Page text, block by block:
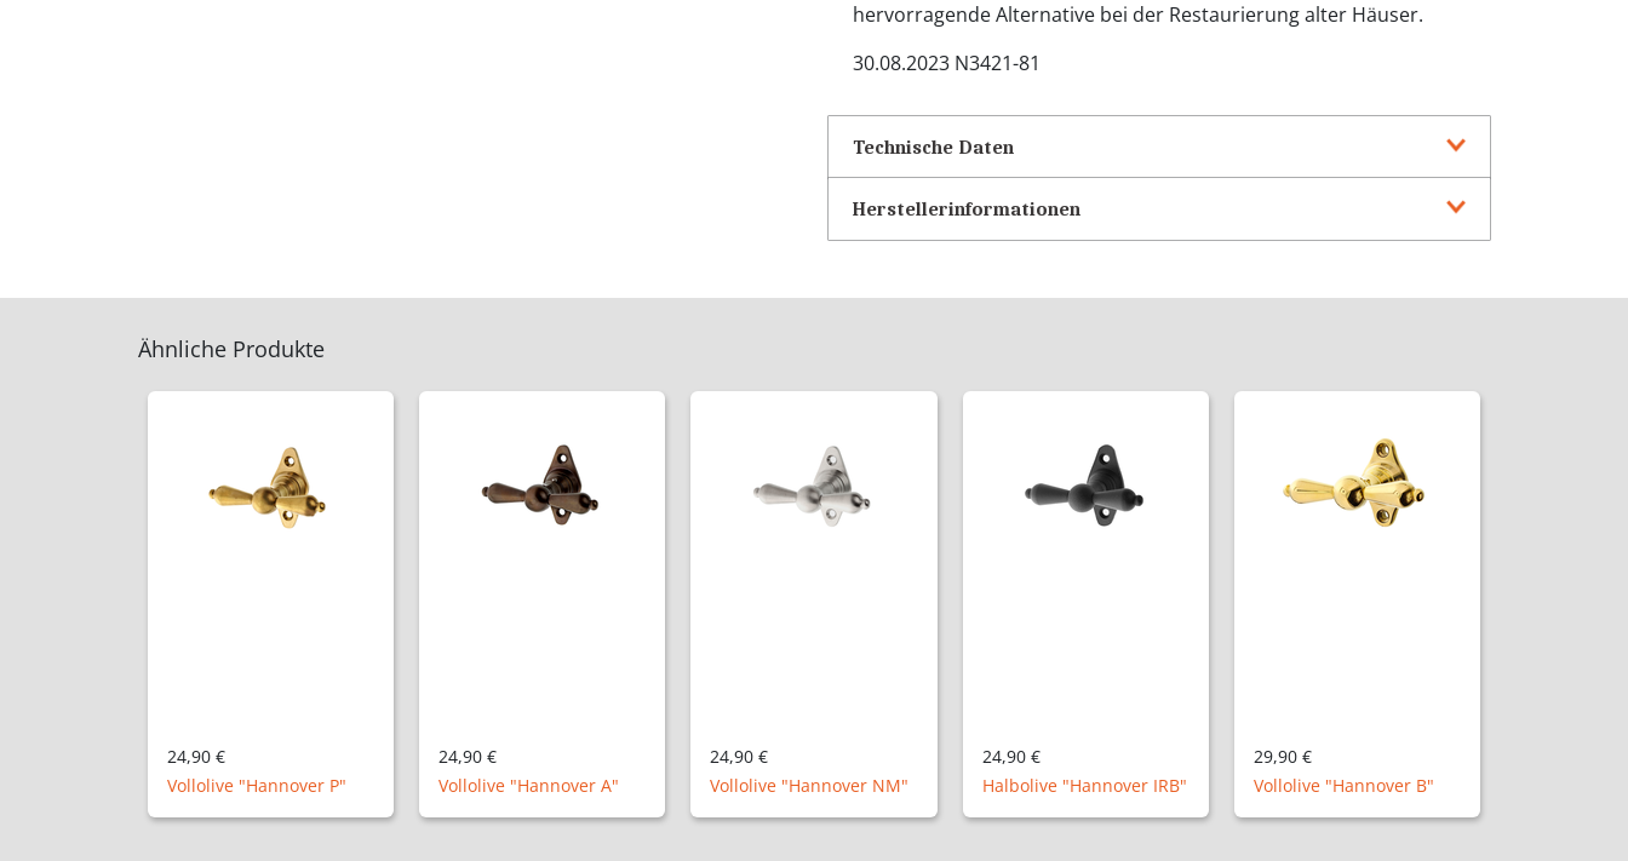
hervorragende Alternative bei der Restaurierung alter Häuser.
30.08.2023 N3421-81
Technische Daten
Herstellerinformationen
Ähnliche Produkte
24,90 €
Vollolive "Hannover P"
24,90 €
Vollolive "Hannover A"
24,90 €
Vollolive "Hannover NM"
24,90 €
Halbolive "Hannover IRB"
29,90 €
Vollolive "Hannover B"